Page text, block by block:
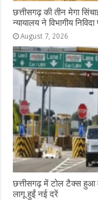
छत्तीसगढ़ की तीन मेगा
न्यायालय ने विभागीय
August 7, 2026
छत्तीसगढ़ में टोल टैक्स हुआ
लागू हुईं नई दरें